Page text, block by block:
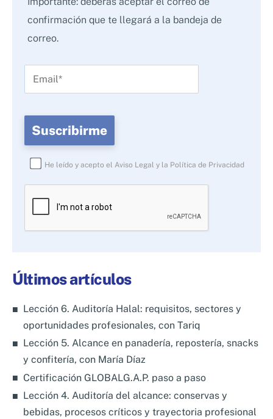
confirmación que te llegará a la bandeja de
correo.
He leído y acepto el Aviso Legal y la Política de Privacidad
favor,
deja
vacío.
Últimos artículos
Lección 6. Auditoría Halal: requisitos, sectores y
oportunidades profesionales, con Tariq
Lección 5. Alcance en panadería, repostería, snacks
y confitería, con María Díaz
Certificación GLOBALG.A.P. paso a paso
Lección 4. Auditoría del alcance: conservas y
bebidas, procesos críticos y trayectoria profesional